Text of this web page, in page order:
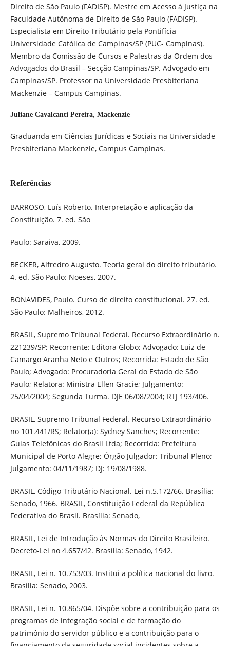
Direito de São Paulo (FADISP). Mestre em Acesso à Justiça na
Faculdade Autônoma de Direito de São Paulo (FADISP).
Especialista em Direito Tributário pela Pontifícia
Universidade Católica de Campinas/SP (PUC- Campinas).
Membro da Comissão de Cursos e Palestras da Ordem dos
Advogados do Brasil – Secção Campinas/SP. Advogado em
Campinas/SP. Professor na Universidade Presbiteriana
Mackenzie – Campus Campinas.
Juliane Cavalcanti Pereira, Mackenzie
Graduanda em Ciências Jurídicas e Sociais na Universidade
Presbiteriana Mackenzie, Campus Campinas.
Referências
BARROSO, Luís Roberto. Interpretação e aplicação da
Constituição. 7. ed. São
Paulo: Saraiva, 2009.
BECKER, Alfredro Augusto. Teoria geral do direito tributário.
4. ed. São Paulo: Noeses, 2007.
BONAVIDES, Paulo. Curso de direito constitucional. 27. ed.
São Paulo: Malheiros, 2012.
BRASIL, Supremo Tribunal Federal. Recurso Extraordinário n.
221239/SP; Recorrente: Editora Globo; Advogado: Luiz de
Camargo Aranha Neto e Outros; Recorrida: Estado de São
Paulo; Advogado: Procuradoria Geral do Estado de São
Paulo; Relatora: Ministra Ellen Gracie; Julgamento:
25/04/2004; Segunda Turma. DJE 06/08/2004; RTJ 193/406.
BRASIL, Supremo Tribunal Federal. Recurso Extraordinário
no 101.441/RS; Relator(a): Sydney Sanches; Recorrente:
Guias Telefônicas do Brasil Ltda; Recorrida: Prefeitura
Municipal de Porto Alegre; Órgão Julgador: Tribunal Pleno;
Julgamento: 04/11/1987; DJ: 19/08/1988.
BRASIL, Código Tributário Nacional. Lei n.5.172/66. Brasília:
Senado, 1966. BRASIL, Constituição Federal da República
Federativa do Brasil. Brasília: Senado,
BRASIL, Lei de Introdução às Normas do Direito Brasileiro.
Decreto-Lei no 4.657/42. Brasília: Senado, 1942.
BRASIL, Lei n. 10.753/03. Institui a política nacional do livro.
Brasília: Senado, 2003.
BRASIL, Lei n. 10.865/04. Dispõe sobre a contribuição para os
programas de integração social e de formação do
patrimônio do servidor público e a contribuição para o